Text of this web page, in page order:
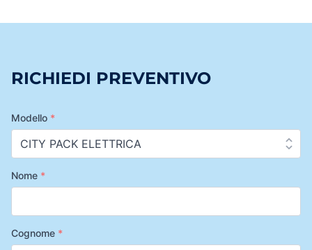
RICHIEDI PREVENTIVO
Modello *
Nome *
Cognome *